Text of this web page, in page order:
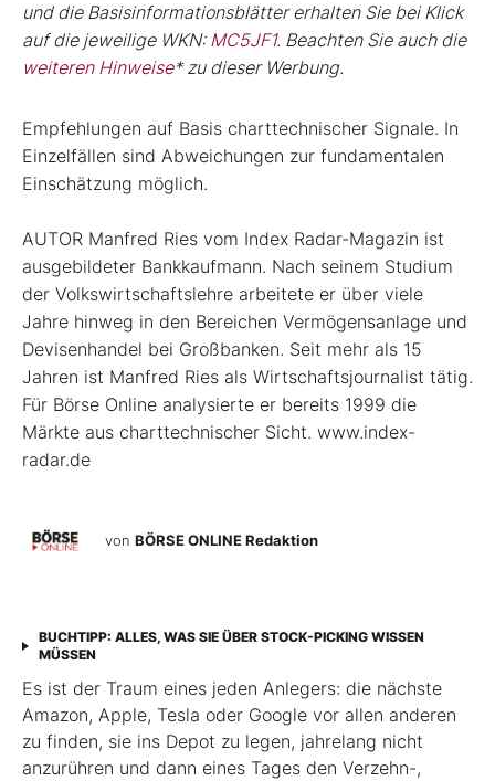
und die Basisinformationsblätter erhalten Sie bei Klick
auf die jeweilige WKN: MC5JF1. Beachten Sie auch die
weiteren Hinweise* zu dieser Werbung.
Empfehlungen auf Basis charttechnischer Signale. In
Einzelfällen sind Abweichungen zur fundamentalen
Einschätzung möglich.
AUTOR Manfred Ries vom Index Radar-Magazin ist
ausgebildeter Bankkaufmann. Nach seinem Studium
der Volkswirtschaftslehre arbeitete er über viele
Jahre hinweg in den Bereichen Vermögensanlage und
Devisenhandel bei Großbanken. Seit mehr als 15
Jahren ist Manfred Ries als Wirtschaftsjournalist tätig.
Für Börse Online analysierte er bereits 1999 die
Märkte aus charttechnischer Sicht. www.index-
radar.de
von BÖRSE ONLINE Redaktion
BUCHTIPP: ALLES, WAS SIE ÜBER STOCK-PICKING WISSEN
MÜSSEN
Es ist der Traum eines jeden Anlegers: die nächste
Amazon, Apple, Tesla oder Google vor allen anderen
zu finden, sie ins Depot zu legen, jahrelang nicht
anzurühren und dann eines Tages den Verzehn-,